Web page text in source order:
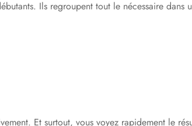
Ils regroupent tout le nécessaire dans
Et surtout, vous voyez rapidement le